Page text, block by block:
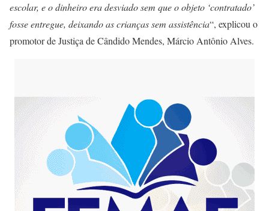
escolar, e o dinheiro era desviado sem que o objeto ‘contratado’
fosse entregue, deixando as crianças sem assistência“, explicou o
promotor de Justiça de Cândido Mendes, Márcio Antônio Alves.